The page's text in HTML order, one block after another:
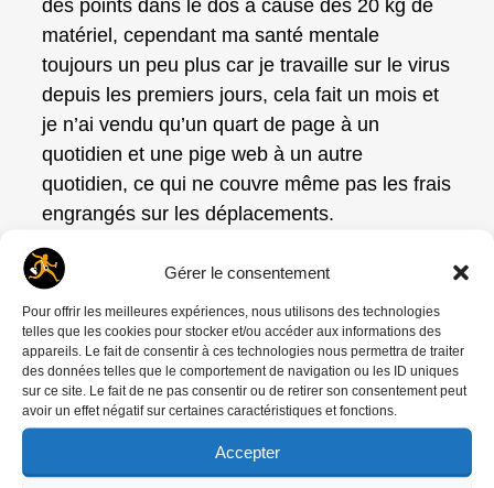
Gérer le consentement
Pour offrir les meilleures expériences, nous utilisons des technologies
telles que les cookies pour stocker et/ou accéder aux informations des
appareils. Le fait de consentir à ces technologies nous permettra de traiter
des données telles que le comportement de navigation ou les ID uniques
sur ce site. Le fait de ne pas consentir ou de retirer son consentement peut
avoir un effet négatif sur certaines caractéristiques et fonctions.
Accepter
des points dans le dos à cause des 20 kg de
matériel, cependant ma santé mentale
toujours un peu plus car je travaille sur le virus
depuis les premiers jours, cela fait un mois et
je n’ai vendu qu’un quart de page à un
quotidien et une pige web à un autre
quotidien, ce qui ne couvre même pas les frais
engrangés sur les déplacements.
Je ne parle pas des frais liés à l’argentique
c’est mon choix et ma responsabilité. Santé
mentale car même si cela fait des années que
les commandes presse se réduisent à peau
de chagrin, là tout a été annulé, y compris les
workshops, les expos, etc… Bien sûr comme
tout le monde. Bref tenons la barre dans la
tempête …